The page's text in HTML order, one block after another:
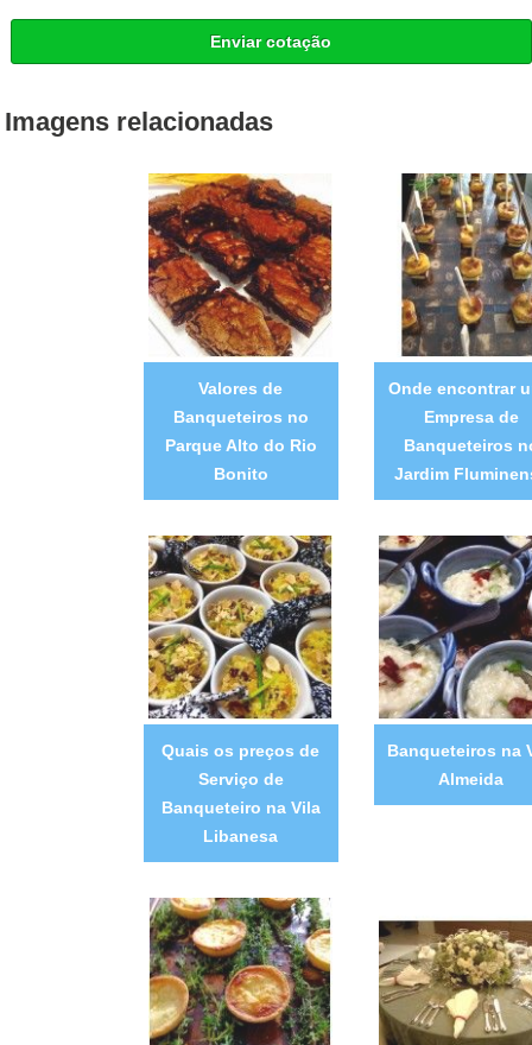
Enviar cotação
Imagens relacionadas
Valores de
Banqueteiros no
Parque Alto do Rio
Bonito
Onde encontrar
Empresa de
Banqueteiros
Jardim
Quais os preços de
Serviço de
Banqueteiro na Vila
Libanesa
Banqueteiros na
Almeida